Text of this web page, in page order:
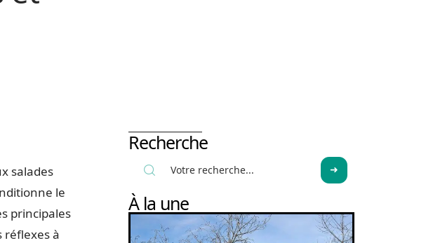
salades
le
principales
réflexes à
Recherche
À la une